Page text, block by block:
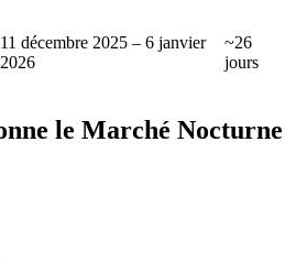
11 décembre 2025 – 6 janvier
2026
~26
jours
le Marché Nocturne